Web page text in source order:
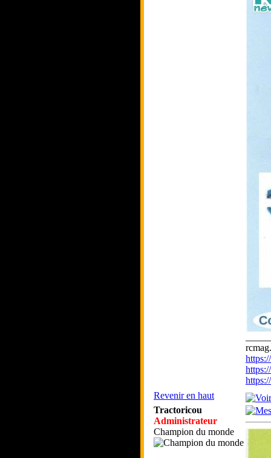
Revenir en haut
Tractoricou
Administrateur
Champion du monde